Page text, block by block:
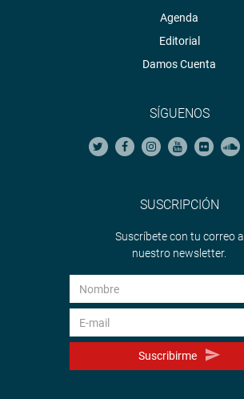
Agenda
Editorial
Damos Cuenta
SÍGUENOS
SUSCRIPCIÓN
Suscríbete con tu correo a
nuestro newsletter.
Suscribirme